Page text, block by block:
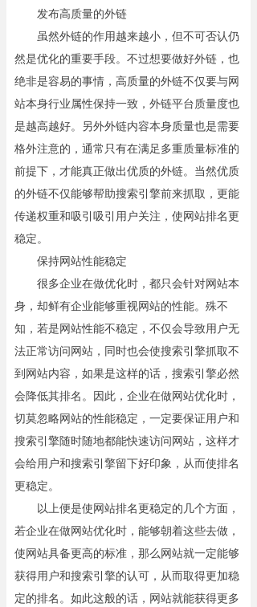
发布高质量的外链
虽然外链的作用越来越小，但不可否认仍
然是优化的重要手段。不过想要做好外链，也
绝非是容易的事情，高质量的外链不仅要与网
站本身行业属性保持一致，外链平台质量度也
是越高越好。另外外链内容本身质量也是需要
格外注意的，通常只有在满足多重质量标准的
前提下，才能真正做出优质的外链。当然优质
的外链不仅能够帮助搜索引擎前来抓取，更能
传递权重和吸引吸引用户关注，使网站排名更
稳定。
保持网站性能稳定
很多企业在做优化时，都只会针对网站本
身，却鲜有企业能够重视网站的性能。殊不
知，若是网站性能不稳定，不仅会导致用户无
法正常访问网站，同时也会使搜索引擎抓取不
到网站内容，如果是这样的话，搜索引擎必然
会降低其排名。因此，企业在做网站优化时，
切莫忽略网站的性能稳定，一定要保证用户和
搜索引擎随时随地都能快速访问网站，这样才
会给用户和搜索引擎留下好印象，从而使排名
更稳定。
以上便是使网站排名更稳定的几个方面，
若企业在做网站优化时，能够朝着这些去做，
使网站具备更高的标准，那么网站就一定能够
获得用户和搜索引擎的认可，从而取得更加稳
定的排名。如此这般的话，网站就能获得更多